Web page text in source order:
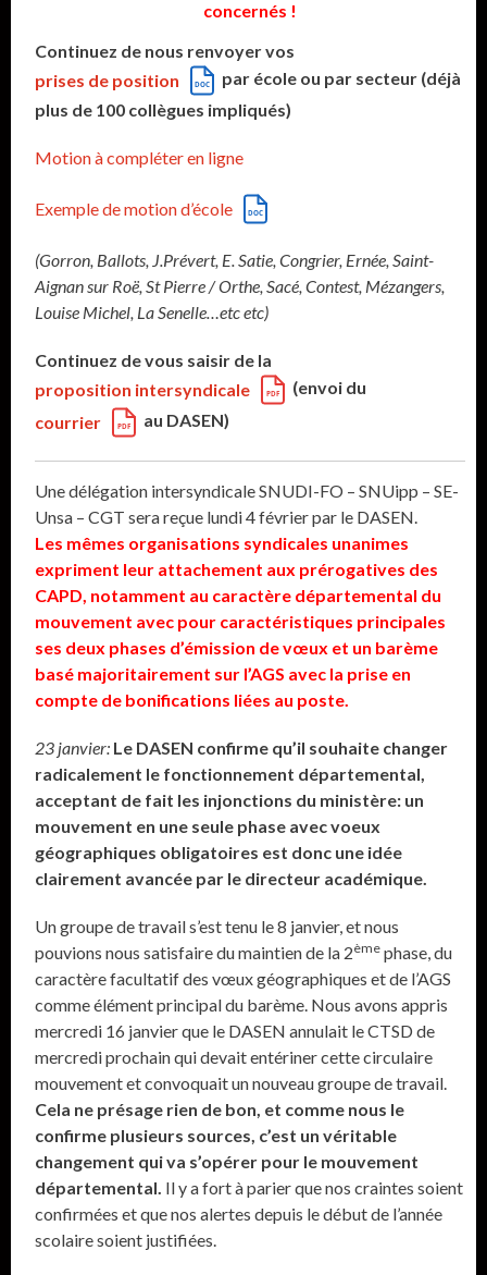
concernés !
Continuez de nous renvoyer vos
prises de position
par école ou par secteur (déjà
plus de 100 collègues impliqués)
Motion à compléter en ligne
Exemple de motion d’école
(Gorron, Ballots, J.Prévert, E. Satie, Congrier, Ernée, Saint-
Aignan sur Roë, St Pierre / Orthe, Sacé, Contest, Mézangers,
Louise Michel, La Senelle…etc etc)
Continuez de vous saisir de la
proposition intersyndicale
(envoi du
courrier
au DASEN)
Une délégation intersyndicale SNUDI-FO – SNUipp – SE-
Unsa – CGT sera reçue lundi 4 février par le DASEN.
Les mêmes organisations syndicales unanimes
expriment leur attachement aux prérogatives des
CAPD, notamment au caractère départemental du
mouvement avec pour caractéristiques principales
ses deux phases d’émission de vœux et un barème
basé majoritairement sur l’AGS avec la prise en
compte de bonifications liées au poste.
23 janvier: Le DASEN confirme qu’il souhaite changer
radicalement le fonctionnement départemental,
acceptant de fait les injonctions du ministère: un
mouvement en une seule phase avec voeux
géographiques obligatoires est donc une idée
clairement avancée par le directeur académique.
Un groupe de travail s’est tenu le 8 janvier, et nous
pouvions nous satisfaire du maintien de la 2ème phase, du
caractère facultatif des vœux géographiques et de l’AGS
comme élément principal du barème. Nous avons appris
mercredi 16 janvier que le DASEN annulait le CTSD de
mercredi prochain qui devait entériner cette circulaire
mouvement et convoquait un nouveau groupe de travail.
Cela ne présage rien de bon, et comme nous le
confirme plusieurs sources, c’est un véritable
changement qui va s’opérer pour le mouvement
départemental. Il y a fort à parier que nos craintes soient
confirmées et que nos alertes depuis le début de l’année
scolaire soient justifiées.